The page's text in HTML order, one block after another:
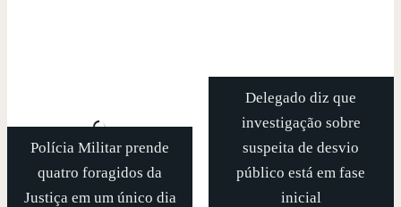
Polícia Militar prende
quatro foragidos da
Justiça em um único dia
Delegado diz que
investigação sobre
suspeita de desvio
público está em fase
inicial